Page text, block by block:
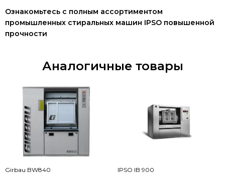
Ознакомьтесь с полным ассортиментом
промышленных стиральных машин IPSO повышенной
прочности
Аналогичные товары
Girbau BW840 IPSO IB 900